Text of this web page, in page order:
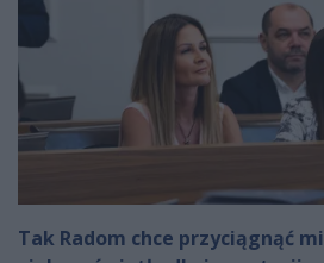
Tak Radom chce przyciągnąć